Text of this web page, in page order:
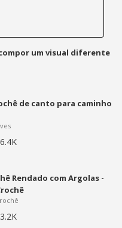
um visual diferente
de canto para caminho
Rendado com Argolas -